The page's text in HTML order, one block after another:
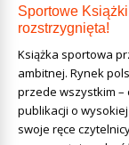
Sportowe
rozstrzygnięta!
Książka sportowa
ambitnej. Rynek
przede wszystkim –
publikacji o
swoje ręce